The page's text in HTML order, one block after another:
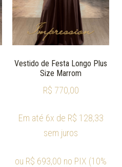
Vestido de Festa Longo Plus
Size Marrom
R$ 770,00
Em até 6x de R$ 128,33
sem juros
ou R$ 693,00 no PIX (10%